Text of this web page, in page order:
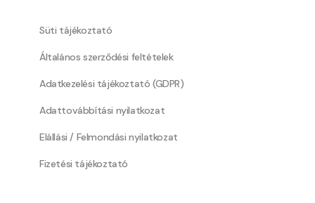
Süti tájékoztató
Általános szerződési feltételek
Adatkezelési tájékoztató (GDPR)
Adattovábbítási nyilatkozat
Elállási / Felmondási nyilatkozat
Fizetési tájékoztató